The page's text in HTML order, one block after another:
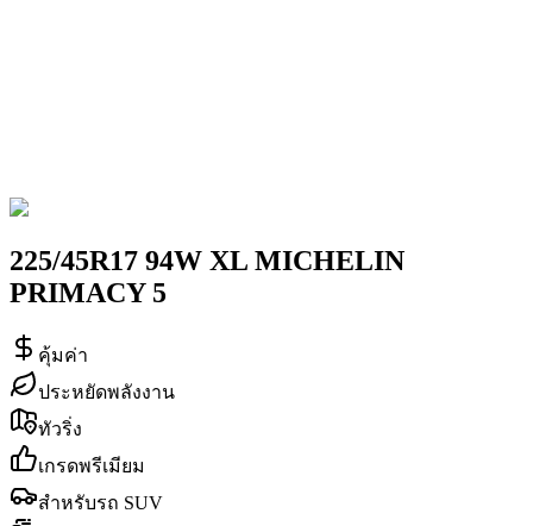
225/45R17 94W XL MICHELIN
PRIMACY 5
คุ้มค่า
ประหยัดพลังงาน
ทัวริ่ง
เกรดพรีเมียม
สำหรับรถ SUV